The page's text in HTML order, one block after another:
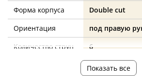
Форма корпуса Double cut
Ориентация
под правую
Количество струн
6
22
Показать все